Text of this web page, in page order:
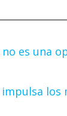
es una
los